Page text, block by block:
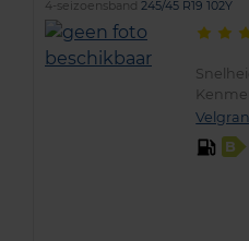
4-seizoensband 245/45 R19 102Y
B